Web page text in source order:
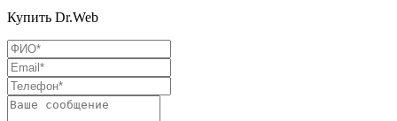
Купить Dr.Web